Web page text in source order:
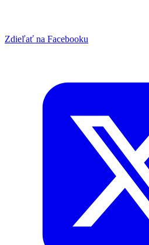
Zdieľať na Facebooku